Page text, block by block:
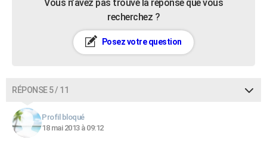
Vous n’avez pas trouvé la réponse que vous
recherchez ?
Posez votre question
RÉPONSE 5 / 11
Profil bloqué
18 mai 2013 à 09:12